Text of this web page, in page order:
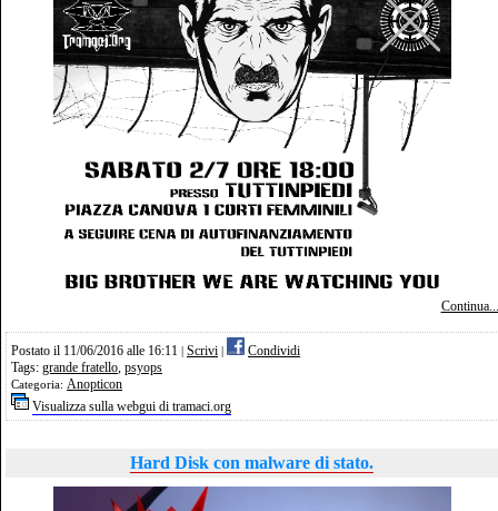
Continua...
Postato il 11/06/2016 alle 16:11 Scrivi
Condividi
Tags: grande fratello, psyops
Categoria: Anopticon
Visualizza sulla webgui di tramaci.org
Hard Disk con malware di stato.